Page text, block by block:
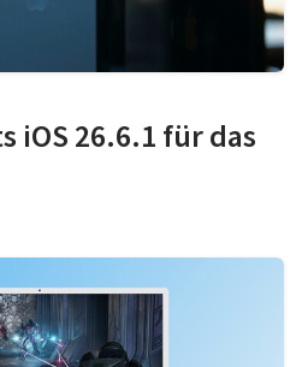
iOS 26.6.1 für das